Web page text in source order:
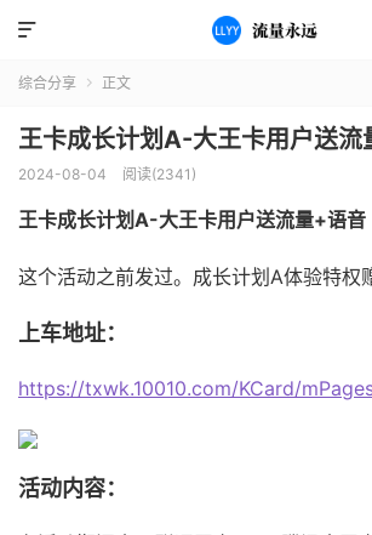

综合分享  正文
王卡成长计划A-大王卡用户送流
2024-08-04 阅读(2341)
王卡成长计划A-大王卡用户送流量+语音
这个活动之前发过。成长计划A体验特权
上车地址：
https://txwk.10010.com/KCard/
活动内容：